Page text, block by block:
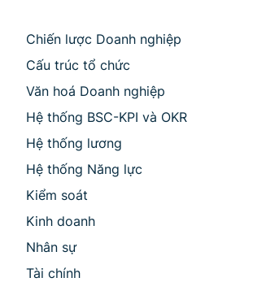
Chiến lược Doanh nghiệp
Cấu trúc tổ chức
Văn hoá Doanh nghiệp
Hệ thống BSC-KPI và OKR
Hệ thống lương
Hệ thống Năng lực
Kiểm soát
Kinh doanh
Nhân sự
Tài chính